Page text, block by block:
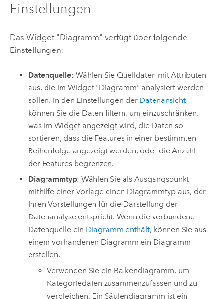
Einstellungen
Das Widget "Diagramm" verfügt über folgende
Einstellungen:
Datenquelle: Wählen Sie Quelldaten mit Attributen
aus, die im Widget "Diagramm" analysiert werden
sollen. In den Einstellungen der Datenansicht
können Sie die Daten filtern, um einzuschränken,
was im Widget angezeigt wird, die Daten so
sortieren, dass die Features in einer bestimmten
Reihenfolge angezeigt werden, oder die Anzahl
der Features begrenzen.
Diagrammtyp: Wählen Sie als Ausgangspunkt
mithilfe einer Vorlage einen Diagrammtyp aus, der
Ihren Vorstellungen für die Darstellung der
Datenanalyse entspricht. Wenn die verbundene
Datenquelle ein Diagramm enthält, können Sie aus
einem vorhandenen Diagramm ein Diagramm
erstellen.
Verwenden Sie ein Balkendiagramm, um
Kategoriedaten zusammenzufassen und zu
vergleichen. Ein Säulendiagramm ist ein